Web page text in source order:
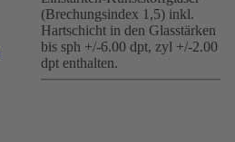
(Brechungsindex 1,5) inkl.
Hartschicht in den Glasstärken
bis sph +/-6.00 dpt, zyl +/-2.00
dpt enthalten.